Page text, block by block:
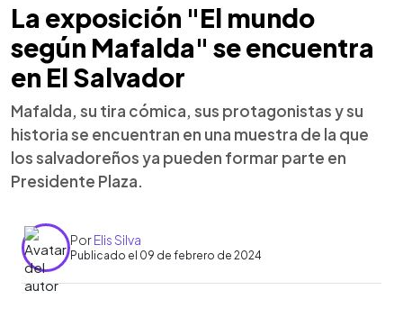
La exposición "El mundo
según Mafalda" se encuentra
en El Salvador
Mafalda, su tira cómica, sus protagonistas y su
historia se encuentran en una muestra de la que
los salvadoreños ya pueden formar parte en
Presidente Plaza.
PorElis Silva
Publicado el 09 de febrero de 2024